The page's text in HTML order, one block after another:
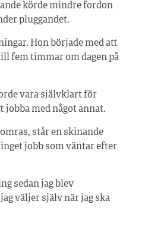
körde mindre fordon
pluggandet.
Hon började med att
fem timmar om dagen på
vara självklart för
jobba med något annat.
står en skinande
jobb som väntar efter
sedan jag blev
väljer själv när jag ska